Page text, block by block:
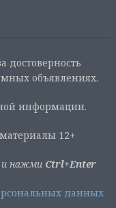
достоверность
объявлениях.
информации.
12+
и нажми Ctrl+Enter
данных